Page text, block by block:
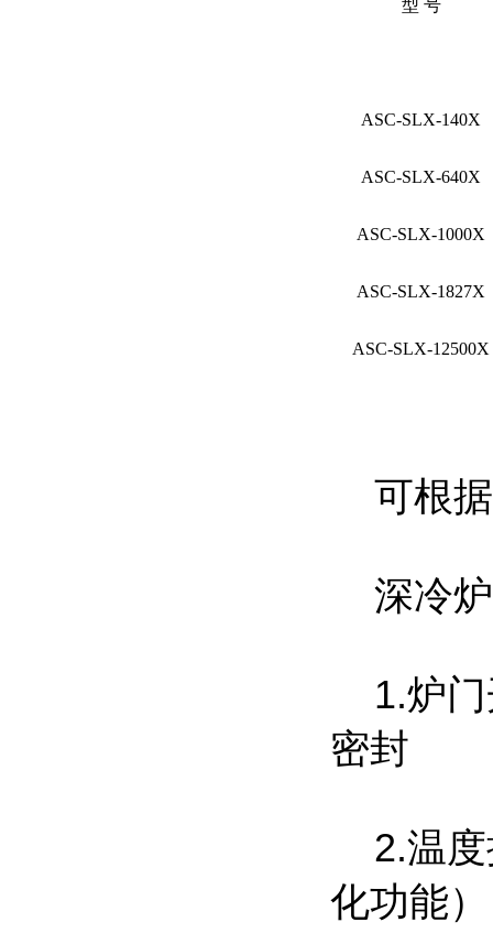
型 号
ASC-SLX-140X
ASC-SLX-640X
ASC-SLX-1000X
ASC-SLX-1827X
ASC-SLX-12500X
可根据
深冷炉
1.炉门
密封
2.温度
化功能）